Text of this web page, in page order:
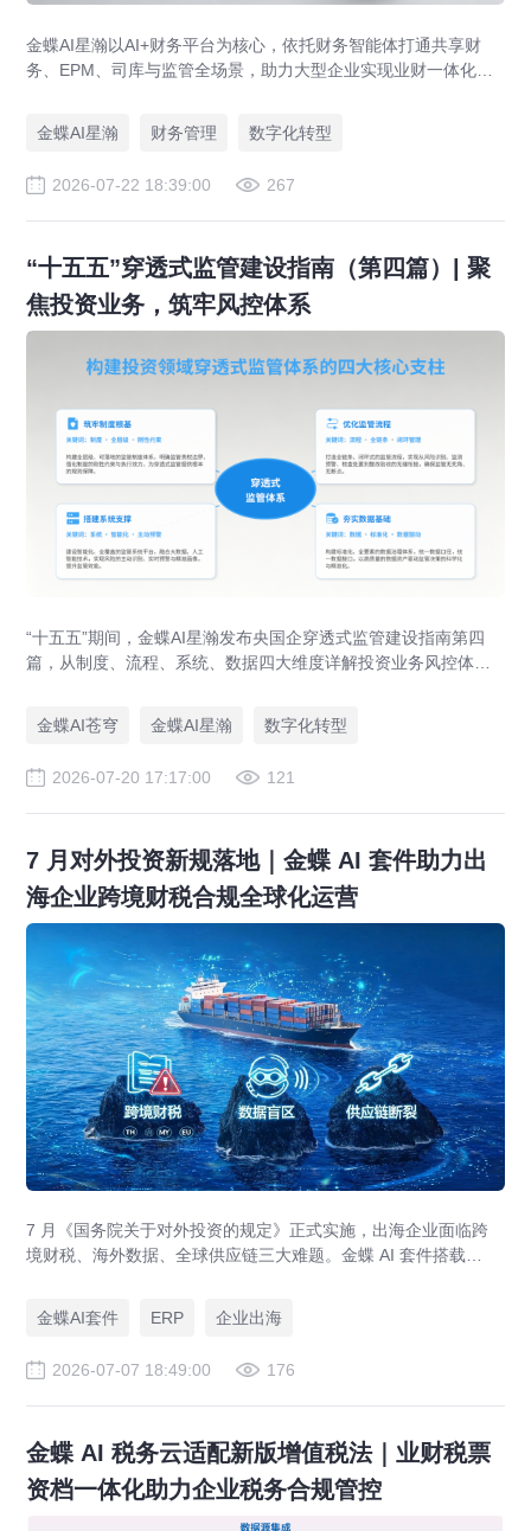
金蝶AI星瀚以AI+财务平台为核心，依托财务智能体打通共享财
务、EPM、司库与监管全场景，助力大型企业实现业财一体化与
局、华为、通威等领先企业的共同选择。
金蝶AI星瀚 财务管理 数字化转型
2026-07-22 18:39:00 267
“十五五”穿透式监管建设指南（第四篇）| 聚
焦投资业务，筑牢风控体系
“十五五”期间，金蝶AI星瀚发布央国企穿透式监管建设指南第四
篇，从制度、流程、系统、数据四大维度详解投资业务风控体系
金蝶AI苍穹
金蝶AI星瀚 数字化转型
2026-07-20 17:17:00 121
7 月对外投资新规落地｜金蝶 AI 套件助力出
海企业跨境财税合规全球化运营
7 月《国务院关于对外投资的规定》正式实施，出海企业面临跨
境财税、海外数据、全球供应链三大难题。金蝶 AI 套件搭载
规、全球 ERP 可视、供应链智能风控，适配东南亚多国本地化经
营。
金蝶AI套件 ERP 企业出海
2026-07-07 18:49:00 176
金蝶 AI 税务云适配新版增值税法｜业财税票
资档一体化助力企业税务合规管控